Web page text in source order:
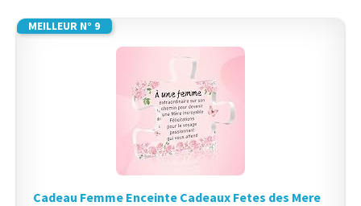
MEILLEUR N° 9
Cadeau Femme Enceinte Cadeaux Fetes des Mere